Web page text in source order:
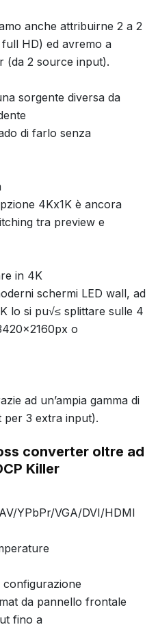
anche attribuirne 2 a 2
HD) ed avremo a
(da 2 source input).
sorgente diversa da
di farlo senza
4Kx1K è ancora
tra preview e
in 4K
schermi LED wall, ad
lo si pu√≤ splittare sulle 4
o
ad un’ampia gamma di
per 3 extra input).
converter oltre ad
Killer
YPbPr/VGA/DVI/HDMI
da pannello frontale
fino a